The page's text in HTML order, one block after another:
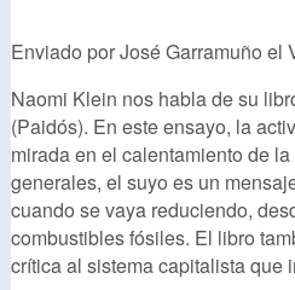
Enviado porJosé Garramuño el
Naomi Klein nos habla de su
(Paidós). En este ensayo, la
mirada en el calentamiento de
generales, el suyo es un
cuando se vaya reduciendo,
combustibles fósiles. El libro
crítica al sistema capitalista que